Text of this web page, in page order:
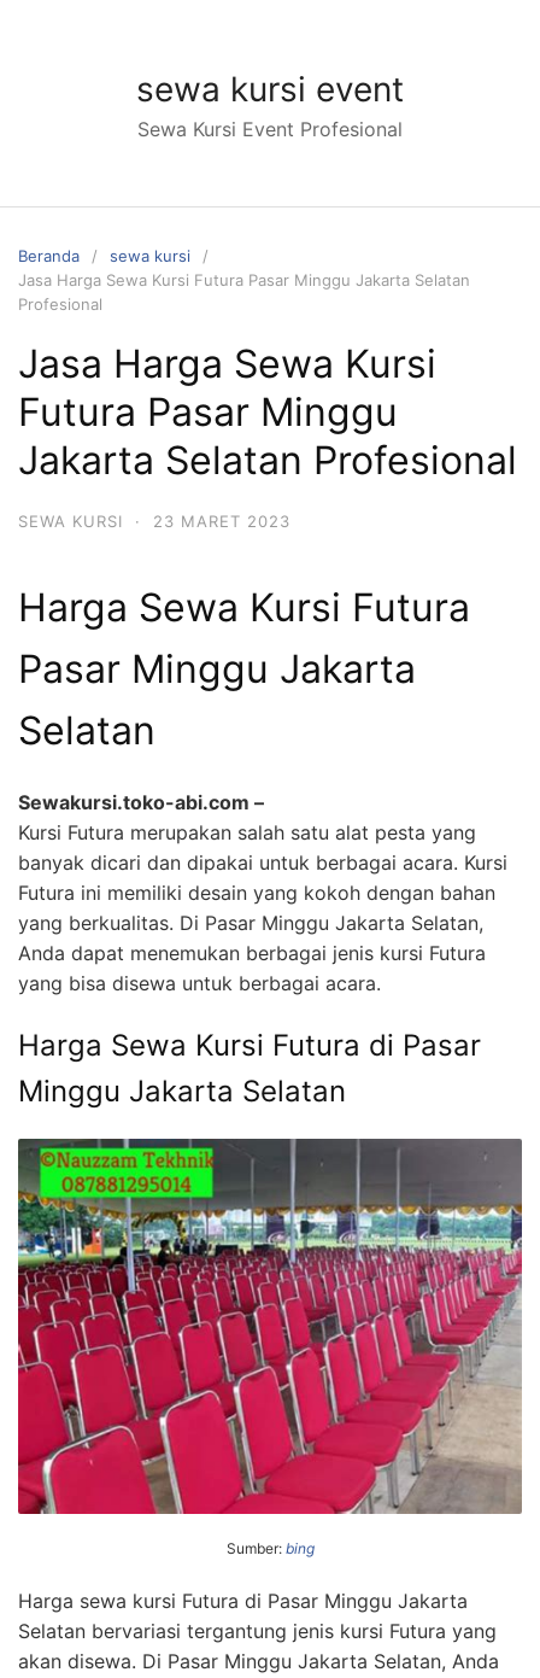
sewa kursi event
Sewa Kursi Event Profesional
Beranda
sewa kursi
Jasa Harga Sewa Kursi Futura Pasar Minggu Jakarta Selatan
Profesional
Jasa Harga Sewa Kursi
Futura Pasar Minggu
Jakarta Selatan Profesional
SEWA KURSI · 23 MARET 2023
Harga Sewa Kursi Futura
Pasar Minggu Jakarta
Selatan
Sewakursi.toko-abi.com –
Kursi Futura merupakan salah satu alat pesta yang
banyak dicari dan dipakai untuk berbagai acara. Kursi
Futura ini memiliki desain yang kokoh dengan bahan
yang berkualitas. Di Pasar Minggu Jakarta Selatan,
Anda dapat menemukan berbagai jenis kursi Futura
yang bisa disewa untuk berbagai acara.
Harga Sewa Kursi Futura di Pasar
Minggu Jakarta Selatan
Sumber: bing
Harga sewa kursi Futura di Pasar Minggu Jakarta
Selatan bervariasi tergantung jenis kursi Futura yang
akan disewa. Di Pasar Minggu Jakarta Selatan, Anda